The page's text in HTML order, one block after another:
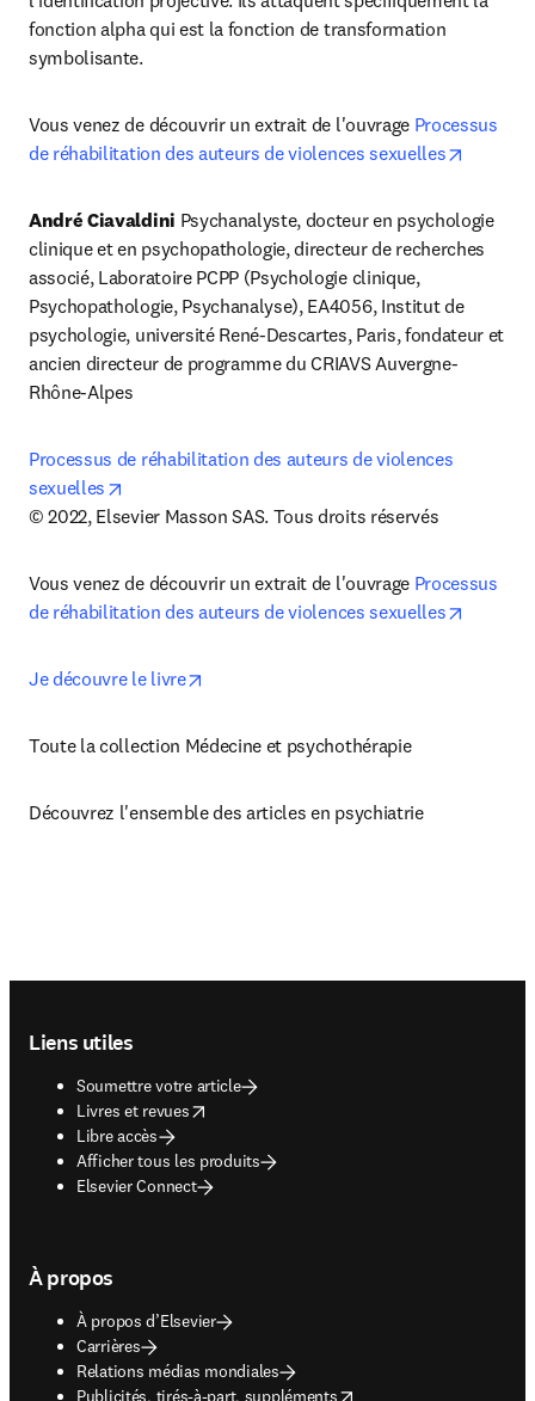
fonction alpha qui est la fonction de transformation
symbolisante.
Vous venez de découvrir un extrait de l'ouvrage Processus
de réhabilitation des auteurs de violences sexuelles
André Ciavaldini Psychanalyste, docteur en psychologie
clinique et en psychopathologie, directeur de recherches
associé, Laboratoire PCPP (Psychologie clinique,
Psychopathologie, Psychanalyse), EA4056, Institut de
psychologie, université René-Descartes, Paris, fondateur et
ancien directeur de programme du CRIAVS Auvergne-
Rhône-Alpes
Processus de réhabilitation des auteurs de violences
sexuelles
© 2022, Elsevier Masson SAS. Tous droits réservés
Vous venez de découvrir un extrait de l'ouvrage Processus
de réhabilitation des auteurs de violences sexuelles
Je découvre le livre
Toute la collection Médecine et psychothérapie
Découvrez l'ensemble des articles en psychiatrie
Liens utiles
Soumettre votre article
Livres et revues
opens in new tab/window
Libre accès
Afficher tous les produits
Elsevier Connect
À propos
À propos d’Elsevier
Carrières
Relations médias mondiales
Publicités, tirés-à-part, suppléments
opens in new tab/window